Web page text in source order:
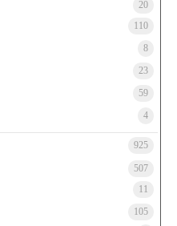
20
110
8
23
59
4
925
507
11
105